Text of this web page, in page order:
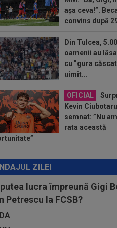
din...
așa ceva!”.
convins după
Din Tulcea,
oamenii au
cu ”gura
uimit...
OFICIAL
Kevin
semnat: ”Nu
rata această
ZILEI
lucra împreună Gigi
Petrescu la FCSB?